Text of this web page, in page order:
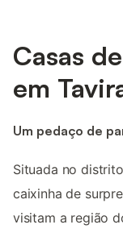
Casas
em
Um pedaço de
Situada no
caixinha de
visitam a região